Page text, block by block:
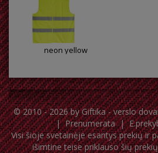
neon yellow
© 2010 - 2026 byGiftika - verslo
|Prenumerata|
Visi šioje svetainėje esantys prekių ir
išimtine teise priklauso šių